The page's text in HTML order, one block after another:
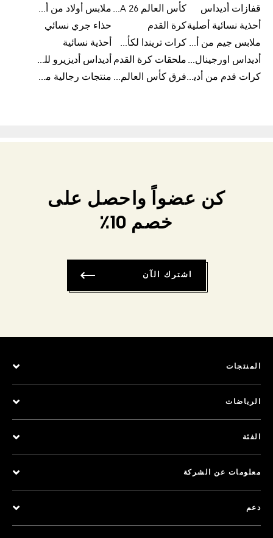
قفازات أديداس
كأس العالم FIFA 26™
ملابس أولاد من أديداس
أحذية نسائية أصلية كرة القدم
حذاء جري نسائي
ملابس جيم من أديداس
كرات تريندا لكأس العالم FIFA 26™
أحذية نسائية
أديداس اورجينال نسائي ملحقات كرة القدم
أديداس أديزيرو للجري
كرات قدم من أديداس
فرق كأس العالم FIFA 26™ منتجات رجالية من أديداس
كن عضواً واحصل على
خصم 10٪
اشترك الآن
المنتجات
الرياضات
الفئة
معلومات عن الشركة
دعم